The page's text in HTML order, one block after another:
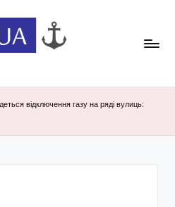
відключення газу на ряді вулиць: